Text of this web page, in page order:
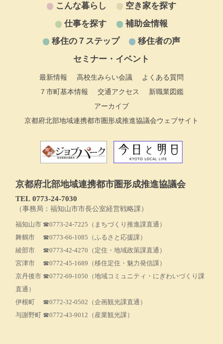
こんな暮らし
空き家を探す
仕事を探す
補助金情報
移住の７ステップ
移住者の声
セミナー・イベント
最新情報 高校生みらい会議
よくある質問
７市町基本情報
交通アクセス
新職業図鑑
アーカイブ
京都府北部地域連携都市圏形成推進協議会ウェブサイト
京都府北部地域連携都市圏形成推進協議会
TEL 0773‐24-7030
（事務局：福知山市市長公室経営戦略課）
福知山市 ☎0773-24-7225 （まちづくり推進課直通）
舞鶴市 ☎0773-66-1085 （ふるさと応援課）
綾部市 ☎0773-42-4270 （定住・地域政策課直通）
宮津市 ☎0772-45-1689 （移住定住・魅力発信課）
京丹後市 ☎0772-69-1050 （地域コミュニティ・にぎわいづくり課
直通）
伊根町 ☎0772-32-0502 （企画観光課直通）
与謝野町 ☎0772-43-9012 （産業観光課）